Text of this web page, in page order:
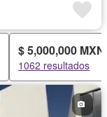
$ 5,000,000 MXN
1062 resultados